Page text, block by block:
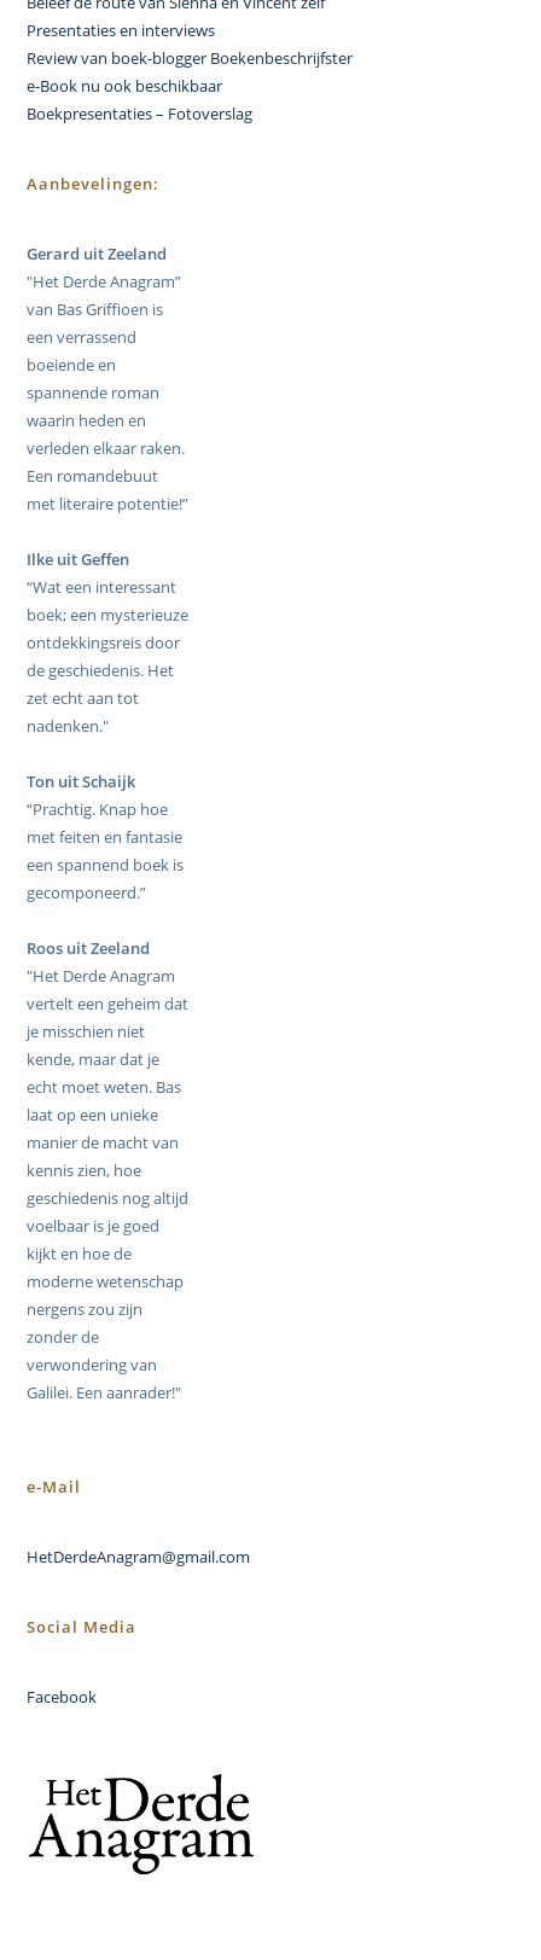
Presentaties en interviews
Review van boek-blogger Boekenbeschrijfster
e-Book nu ook beschikbaar
Boekpresentaties – Fotoverslag
Aanbevelingen:
Gerard uit Zeeland
"Het Derde Anagram”
van Bas Griffioen is
een verrassend
boeiende en
spannende roman
waarin heden en
verleden elkaar raken.
Een romandebuut
met literaire potentie!”
Ilke uit Geffen
“Wat een interessant
boek; een mysterieuze
ontdekkingsreis door
de geschiedenis. Het
zet echt aan tot
nadenken."
Ton uit Schaijk
“Prachtig. Knap hoe
met feiten en fantasie
een spannend boek is
gecomponeerd.”
Roos uit Zeeland
"Het Derde Anagram
vertelt een geheim dat
je misschien niet
kende, maar dat je
echt moet weten. Bas
laat op een unieke
manier de macht van
kennis zien, hoe
geschiedenis nog altijd
voelbaar is je goed
kijkt en hoe de
moderne wetenschap
nergens zou zijn
zonder de
verwondering van
Galilei. Een aanrader!"
e-Mail
HetDerdeAnagram@gmail.com
Social Media
Facebook